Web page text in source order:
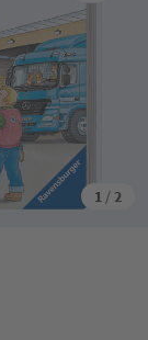
1 / 2